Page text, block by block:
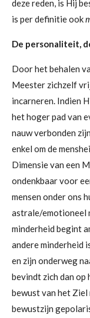
deze reden, is Hij
is per definitie ook
De personaliteit,
Door het behalen
Meester zichzelf
incarneren. Indien
het hoger pad van
nauw verbonden
enkel om de
Dimensie van een
ondenkbaar voor
mensen onder ons
astrale/emotioneel
minderheid begint
andere minderheid
en zijn onderweg
bevindt zich dan op
bewust van het Ziel
bewustzijn